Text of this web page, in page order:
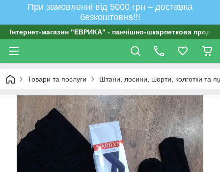
При замовленні від 5000 грн – доставка
безкоштовна!!!
Інтернет-магазин "ЕВРИКА" - панчішно-шкарпеткова
Товари та послуги Штани, лосини, шорти, колготки та